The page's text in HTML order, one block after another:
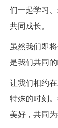
们一起学习
共同成长。
虽然我们即
是我们共同
让我们相约
特殊的时刻
美好，共同